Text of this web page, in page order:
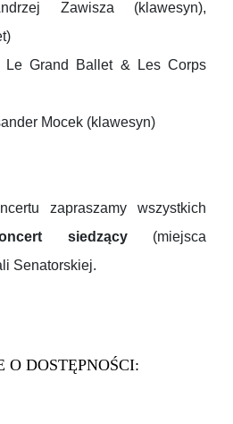
Zawisza (klawesyn),
Le Grand Ballet & Les Corps
Mocek (klawesyn)
zapraszamy wszystkich
siedzący(miejsca
Senatorskiej.
O DOSTĘPNOŚCI: